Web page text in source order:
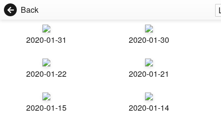
Back
2020-01-31 2020-01-30
2020-01-22 2020-01-21
2020-01-15 2020-01-14